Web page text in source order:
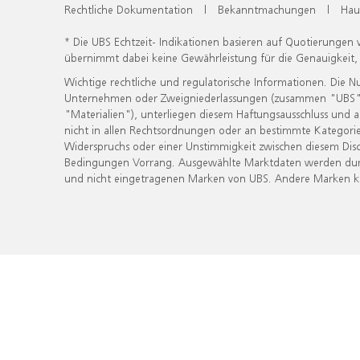
Rechtliche Dokumentation | Bekanntmachungen |
* Die UBS Echtzeit- Indikationen basieren auf
übernimmt dabei keine Gewährleistung für die
Wichtige rechtliche und regulatorische Informationen. Die
Unternehmen oder Zweigniederlassungen (zusammen
"Materialien"), unterliegen diesem Haftungsausschluss
nicht in allen Rechtsordnungen oder an bestimmte
Widerspruchs oder einer Unstimmigkeit zwischen diesem
Bedingungen Vorrang. Ausgewählte Marktdaten werden
und nicht eingetragenen Marken von UBS. Andere Marken